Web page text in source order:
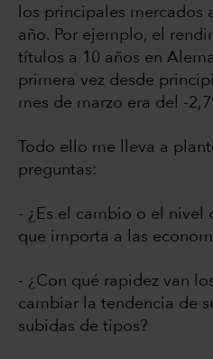
los principales
año. Por ejemplo, el
títulos a 10 años en
primera vez desde
mes de marzo era del -
Todo ello me lleva a
preguntas:
- ¿Es el cambio o el
que importa a las
- ¿Con qué rapidez van
cambiar la tendencia de
subidas de tipos?